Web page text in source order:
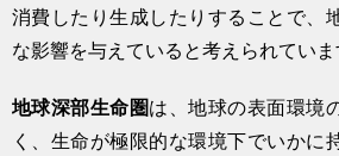
消費したり生成したりすることで、
な影響を与えていると考えられていま
地球深部生命圏は、地球の表面環境
く、生命が極限的な環境下でいかに